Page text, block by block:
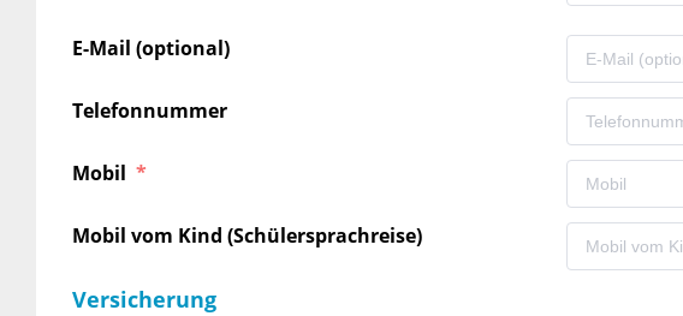
E-Mail (optional)
Telefonnummer
Mobil
Mobil vom Kind (Schülersprachreise)
Versicherung